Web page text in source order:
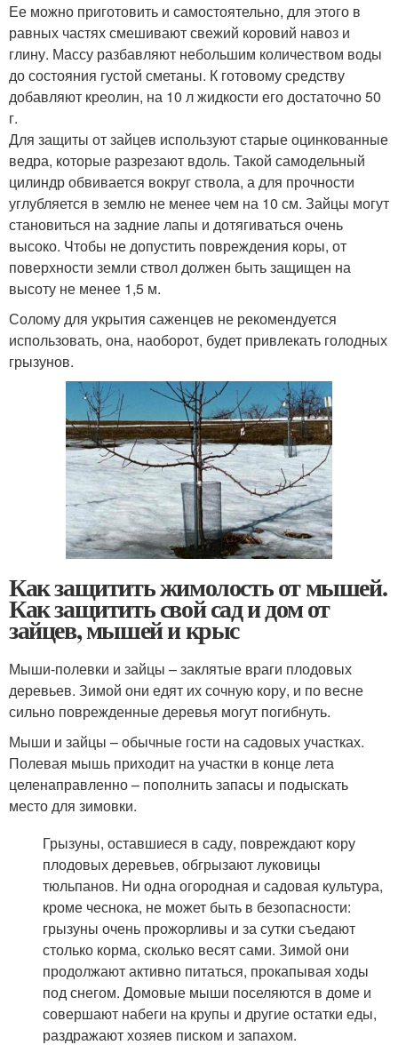
Ее можно приготовить и самостоятельно, для этого в
равных частях смешивают свежий коровий навоз и
глину. Массу разбавляют небольшим количеством воды
до состояния густой сметаны. К готовому средству
добавляют креолин, на 10 л жидкости его достаточно 50
г.
Для защиты от зайцев используют старые оцинкованные
ведра, которые разрезают вдоль. Такой самодельный
цилиндр обвивается вокруг ствола, а для прочности
углубляется в землю не менее чем на 10 см. Зайцы могут
становиться на задние лапы и дотягиваться очень
высоко. Чтобы не допустить повреждения коры, от
поверхности земли ствол должен быть защищен на
высоту не менее 1,5 м.
Солому для укрытия саженцев не рекомендуется
использовать, она, наоборот, будет привлекать голодных
грызунов.
Как защитить жимолость от мышей.
Как защитить свой сад и дом от
зайцев, мышей и крыс
Мыши-полевки и зайцы – заклятые враги плодовых
деревьев. Зимой они едят их сочную кору, и по весне
сильно поврежденные деревья могут погибнуть.
Мыши и зайцы – обычные гос­ти на садовых участках.
Полевая мышь приходит на участки ­в конце лета
целенаправленно – пополнить запасы и подыскать
место для зимовки.
Грызуны, оставшиеся в саду, повреждают кору
плодовых деревьев, обгрызают луковицы
тюльпанов. Ни одна огородная и садовая культура,
кроме чеснока, не может быть в безопасности:
грызуны очень прожорливы и за сутки съедают
столько корма, сколько весят сами. Зимой они
продолжают активно питаться, прокапывая ходы
под снегом. Домовые мыши поселяются в доме и
совершают набеги на крупы и другие остатки еды,
раздражают хозяев писком и запахом.